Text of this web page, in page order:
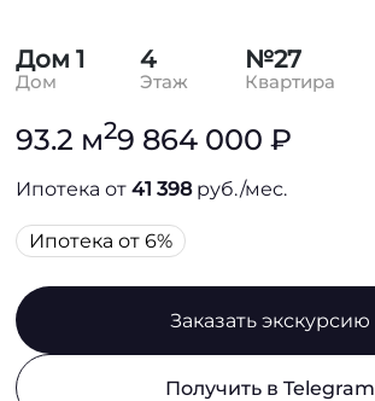
Дом 1
Дом
4
Этаж
№27
Квартира
93.2 м29 864 000 ₽
Ипотека от41 398руб./мес.
Ипотека от 6%
Заказать экскурсию
Получить в Telegram